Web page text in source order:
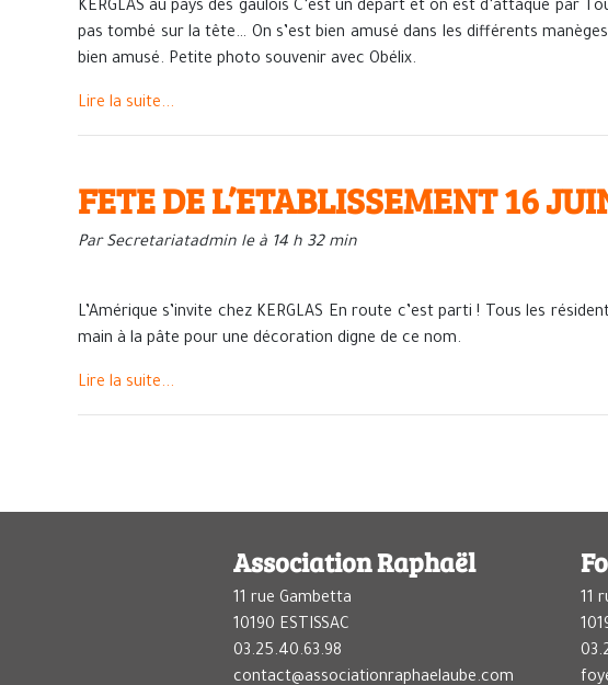
KERGLAS au pays des gaulois C’est un départ et on est d’attaque par
pas tombé sur la tête… On s’est bien amusé dans les différents
bien amusé. Petite photo souvenir avec Obélix.
Lire la suite...
FETE DE L’ETABLISSEMENT 16
Par Secretariatadmin le à 14 h 32 min
L’Amérique s’invite chez KERGLAS En route c’est parti ! Tous les
main à la pâte pour une décoration digne de ce nom.
Lire la suite...
Association Raphaël
11 rue Gambetta
10190 ESTISSAC
03.25.40.63.98
contact@associationraphaelaube.com
11